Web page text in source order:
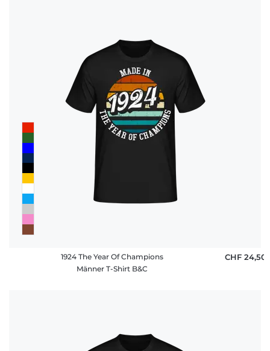
1924 The Year Of Champions
Männer T-Shirt B&C
CHF 24,50